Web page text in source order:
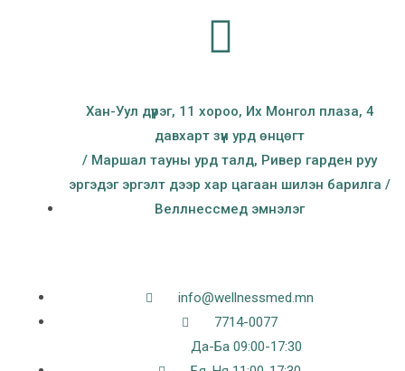
Хан-Уул дүүрэг, 11 хороо, Их Монгол плаза, 4
давхарт зүүн урд өнцөгт
/ Маршал тауны урд талд, Ривер гарден руу
эргэдэг эргэлт дээр хар цагаан шилэн барилга /
Веллнессмед эмнэлэг
info@wellnessmed.mn
7714-0077
Да-Ба 09:00-17:30